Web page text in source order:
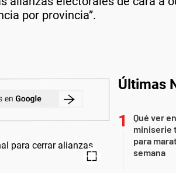
por provincia”.
Últimas
Qué ver
miniserie
para
semana